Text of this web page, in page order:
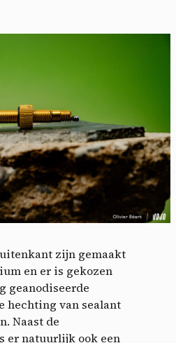
zijn gemaakt
en er is gekozen
geanodiseerde
hechting van sealant
Naast de
natuurlijk ook een